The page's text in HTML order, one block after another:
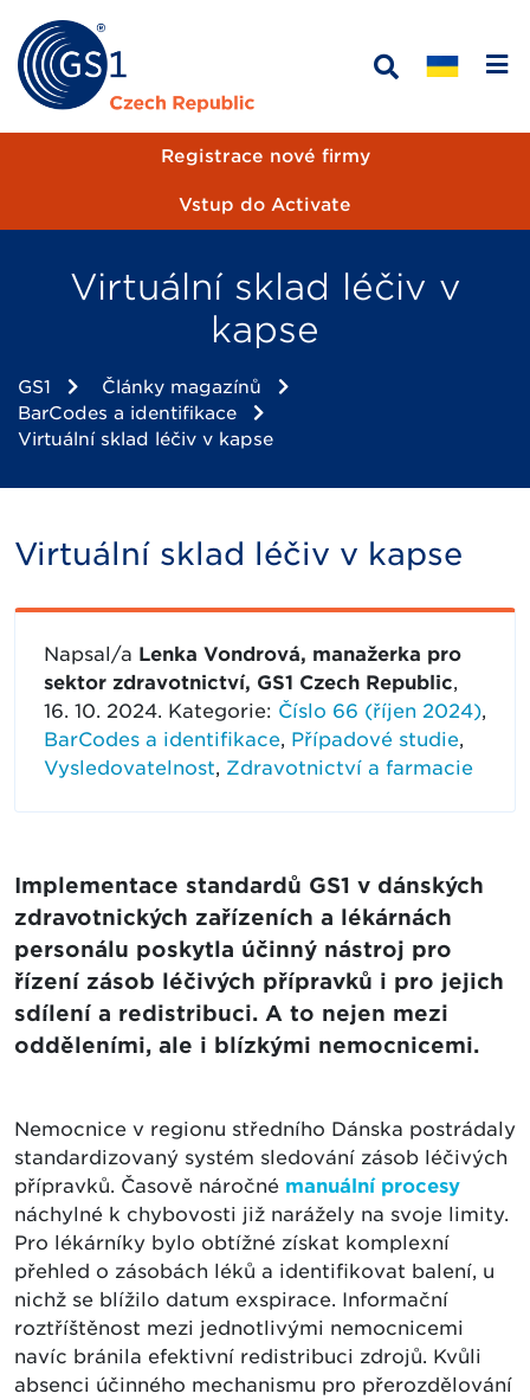
Registrace nové firmy
Vstup do Activate
Virtuální sklad léčiv v
kapse
GS1
Články magazínů
BarCodes a identifikace
Virtuální sklad léčiv v kapse
Virtuální sklad léčiv v kapse
Napsal/a Lenka Vondrová, manažerka pro
sektor zdravotnictví, GS1 Czech Republic,
16. 10. 2024. Kategorie: Číslo 66 (říjen 2024),
BarCodes a identifikace, Případové studie,
Vysledovatelnost, Zdravotnictví a farmacie
Implementace standardů GS1 v dánských
zdravotnických zařízeních a lékárnách
personálu poskytla účinný nástroj pro
řízení zásob léčivých přípravků i pro jejich
sdílení a redistribuci. A to nejen mezi
odděleními, ale i blízkými nemocnicemi.
Nemocnice v regionu středního Dánska postrádaly
standardizovaný systém sledování zásob léčivých
přípravků. Časově náročné manuální procesy
náchylné k chybovosti již narážely na svoje limity.
Pro lékárníky bylo obtížné získat komplexní
přehled o zásobách léků a identifikovat balení, u
nichž se blížilo datum exspirace. Informační
roztříštěnost mezi jednotlivými nemocnicemi
navíc bránila efektivní redistribuci zdrojů. Kvůli
absenci účinného mechanismu pro přerozdělování